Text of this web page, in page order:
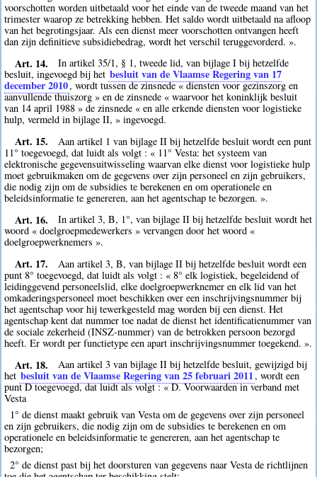
voorschotten worden uitbetaald voor het einde van de tweede maand van het
trimester waarop ze betrekking hebben. Het saldo wordt uitbetaald na afloop
van het begrotingsjaar. Als een dienst meer voorschotten ontvangen heeft
dan zijn definitieve subsidiebedrag, wordt het verschil teruggevorderd. ».
Art. 14.
In artikel 35/1, § 1, tweede lid, van bijlage I bij hetzelfde
besluit, ingevoegd bij het besluit van de Vlaamse Regering van 17
december 2010, wordt tussen de zinsnede « diensten voor gezinszorg en
aanvullende thuiszorg » en de zinsnede « waarvoor het koninklijk besluit
van 14 april 1988 » de zinsnede « en alle erkende diensten voor logistieke
hulp, vermeld in bijlage II, » ingevoegd.
Art. 15.
Aan artikel 1 van bijlage II bij hetzelfde besluit wordt een punt
11° toegevoegd, dat luidt als volgt : « 11° Vesta: het systeem van
elektronische gegevensuitwisseling waarvan elke dienst voor logistieke hulp
moet gebruikmaken om de gegevens over zijn personeel en zijn gebruikers,
die nodig zijn om de subsidies te berekenen en om operationele en
beleidsinformatie te genereren, aan het agentschap te bezorgen. ».
Art. 16.
In artikel 3, B, 1°, van bijlage II bij hetzelfde besluit wordt het
woord « doelgroepmedewerkers » vervangen door het woord «
doelgroepwerknemers ».
Art. 17.
Aan artikel 3, B, van bijlage II bij hetzelfde besluit wordt een
punt 8° toegevoegd, dat luidt als volgt : « 8° elk logistiek, begeleidend of
leidinggevend personeelslid, elke doelgroepwerknemer en elk lid van het
omkaderingspersoneel moet beschikken over een inschrijvingsnummer bij
het agentschap voor hij tewerkgesteld mag worden bij een dienst. Het
agentschap kent dat nummer toe nadat de dienst het identificatienummer van
de sociale zekerheid (INSZ-nummer) van de betrokken persoon bezorgd
heeft. Er wordt per functietype een apart inschrijvingsnummer toegekend. ».
Art. 18.
Aan artikel 3 van bijlage II bij hetzelfde besluit, gewijzigd bij
het besluit van de Vlaamse Regering van 25 februari 2011, wordt een
punt D toegevoegd, dat luidt als volgt : « D. Voorwaarden in verband met
Vesta
1° de dienst maakt gebruik van Vesta om de gegevens over zijn personeel
en zijn gebruikers, die nodig zijn om de subsidies te berekenen en om
operationele en beleidsinformatie te genereren, aan het agentschap te
bezorgen;
2° de dienst past bij het doorsturen van gegevens naar Vesta de richtlijnen